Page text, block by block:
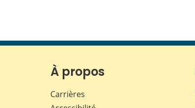
À propos
Carrières